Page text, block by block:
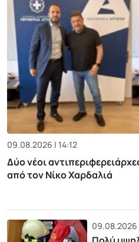
09.08.2026 | 14:12
Δύο νέοι
από τον Νίκο Χαρδαλιά
09.08.2026